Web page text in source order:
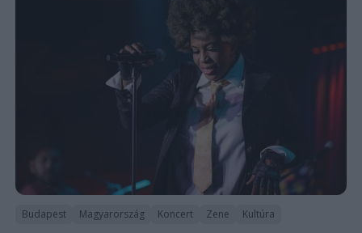
Budapest Magyarország Koncert Zene Kultúra